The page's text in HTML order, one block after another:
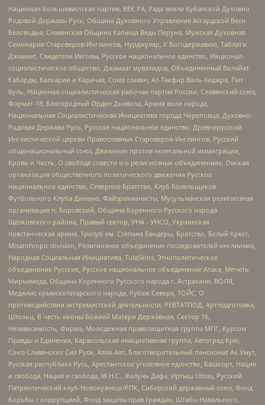
Национал-большевистская партия, ВЕК РА, Рада земли Кубанской Духовно
Родовой Державы Русь, Община Духовного Управления Асгардской Веси
Беловодья, Славянская Община Капища Веды Перуна, Мужская Духовная
Семинария Староверов-Инглингов, Нурджулар, К Богодержавию, Таблиги
Джамаат, Свидетели Иеговы, Русское национальное единство, Национал-
социалистическое общество, Джамаат мувахидов, Объединенный Вилайат
Кабарды, Балкарии и Карачая, Союз славян, Ат-Такфир Валь-Хиджра, Пит
Буль, Национал-социалистическая рабочая партия России, Славянский союз,
Формат-18, Благородный Орден Дьявола, Армия воли народа,
Национальная Социалистическая Инициатива города Череповца, Духовно-
Родовая Держава Русь, Русское национальное единство, Древнерусской
Инглистической церкви Православных Староверов-Инглингов, Русский
общенациональный союз, Движение против нелегальной иммиграции,
Кровь и Честь, О свободе совести и о религиозных объединениях, Омская
организация общественного политического движения Русское
национальное единство, Северное Братство, Клуб Болельщиков
Футбольного Клуба Динамо, Файзрахманисты, Мусульманская религиозная
организация п. Боровский, Община Коренного Русского народа
Щелковского района, Правый сектор, УНА - УНСО, Украинская
повстанческая армия, Тризуб им. Степана Бандеры, Братство, Белый Крест,
Misanthropic division, Религиозное объединение последователей инглиизма,
Народная Социальная Инициатива, TulaSkins, Этнополитическое
объединение Русские, Русское национальное объединение Атака, Мечеть
Мирмамеда, Община Коренного Русского народа г. Астрахани, ВОЛЯ,
Меджлис крымскотатарского народа, Рубеж Севера, ТОЙС, О
противодействии экстремистской деятельности, РЕВТАТПОД, Артподготовка,
Штольц, В честь иконы Божией Матери Державная, Сектор 16,
Независимость, Фирма, Молодежная правозащитная группа МПГ, Курсом
Правды и Единения, Каракольская инициативная группа, Автоград Крю,
Союз Славянских Сил Руси, Алля-Аят, Благотворительный пансионат Ак Умут,
Русская республика Русь, Арестантское уголовное единство, Башкорт, Нация
и свобода, Нация и свобода, W.H.С., Фалунь Дафа, Иртыш Ultras, Русский
Патриотический клуб-Новокузнецк/РПК, Сибирский державный союз, Фонд
борьбы с коррупцией, Фонд защиты прав граждан, Штабы Навального,